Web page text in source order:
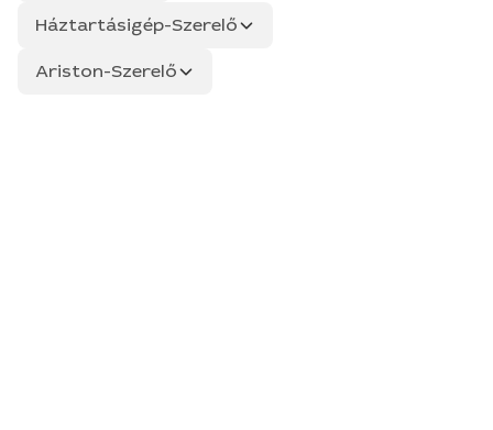
Háztartásigép-Szerelő
Ariston-Szerelő